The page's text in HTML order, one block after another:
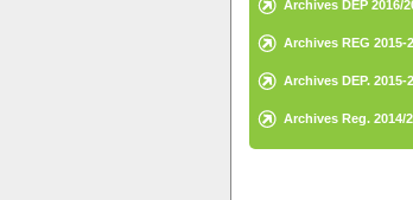
Archives DEP 2016/
Archives REG 2015-
Archives DEP. 2015-
Archives Reg. 2014/